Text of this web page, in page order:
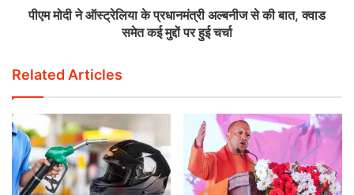
पीएम मोदी ने ऑस्ट्रेलिया के प्रधानमंत्री अल्बनीज से की बात, क्वाड
समेत कई मुद्दों पर हुई चर्चा
Related Articles